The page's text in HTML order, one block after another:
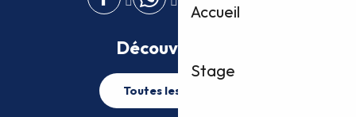
Accueil
Stage
Découvrez plus
Toutes les activités